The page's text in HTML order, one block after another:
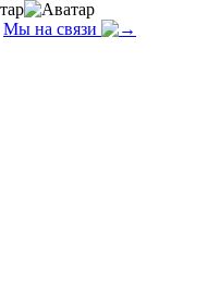
Мы на связи